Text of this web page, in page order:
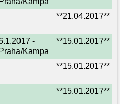
**21.04.2017**
-
Praha/Kampa
**15.01.2017**
**15.01.2017**
**15.01.2017**